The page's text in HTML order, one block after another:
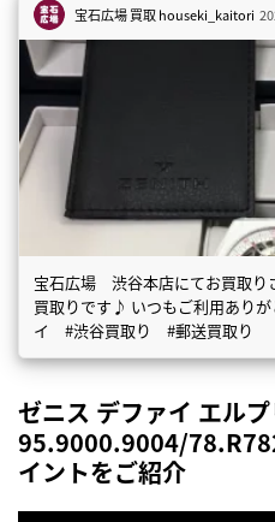
宝石広場 買取houseki_kaitori
宝石広場 渋谷本店にてお買取り
買取りです♪ いつもご利用あり
イ #渋谷買取り #郵送買取り
ゼニス デファイ エル
95.9000.9004/
イントをご紹介